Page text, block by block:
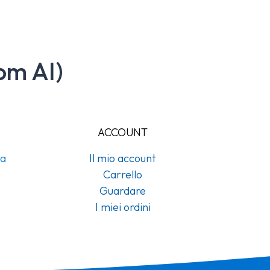
AI)
ACCOUNT
Il mio account
Carrello
Guardare
I miei ordini